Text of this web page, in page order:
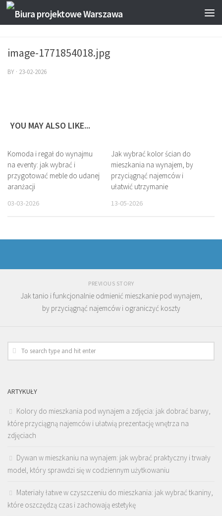
image-1771854018.jpg
BY · 23-02-2026
YOU MAY ALSO LIKE...
Komoda i regał do wynajmu
na eventy: jak wybrać i
przygotować meble do udanej
aranżacji
03-03-2026
Jak wybrać kolor ścian do
mieszkania na wynajem, by
przyciągnąć najemców i
ułatwić utrzymanie
13-05-2026
PREVIOUS STORY
Jak tanio i funkcjonalnie odmienić mieszkanie pod wynajem,
by przyciągnąć najemców i ograniczyć koszty
ARTYKUŁY
Kolory do mieszkania pod wynajem a zdjęcia: jak dobrać barwy,
które przyciągną najemców i ułatwią prezentację wnętrza na
zdjęciach
Dywan w mieszkaniu na wynajem: jak wybrać praktyczny i trwały
model, który sprawdzi się w codziennym użytkowaniu
Materiały łatwe w czyszczeniu do mieszkania: jak wybrać tkaniny,
które oszczędzą czas i zachowają estetykę